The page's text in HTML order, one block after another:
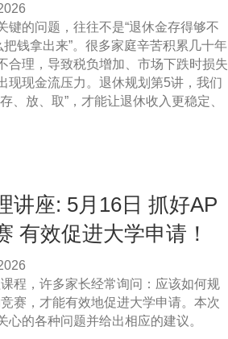
键的问题，往往不是“退休金存得够不
把钱拿出来”。很多家庭辛苦积累几十年
合理，导致税负增加、市场下跌时损失
现现金流压力。退休规划第5讲，我们
、放、取”，才能让退休收入更稳定、
讲座: 5月16日 抓好AP
有效促进大学申请！
程，许多家长经常询问：应该如何规
赛，才能有效地促进大学申请。本次
心的各种问题并给出相应的建议。